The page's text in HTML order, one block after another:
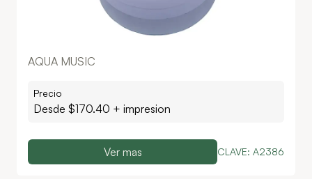
AQUA MUSIC
Precio
Desde $170.40 + impresion
Ver mas CLAVE: A2386